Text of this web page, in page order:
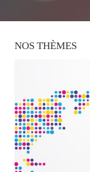
NOS THÈMES